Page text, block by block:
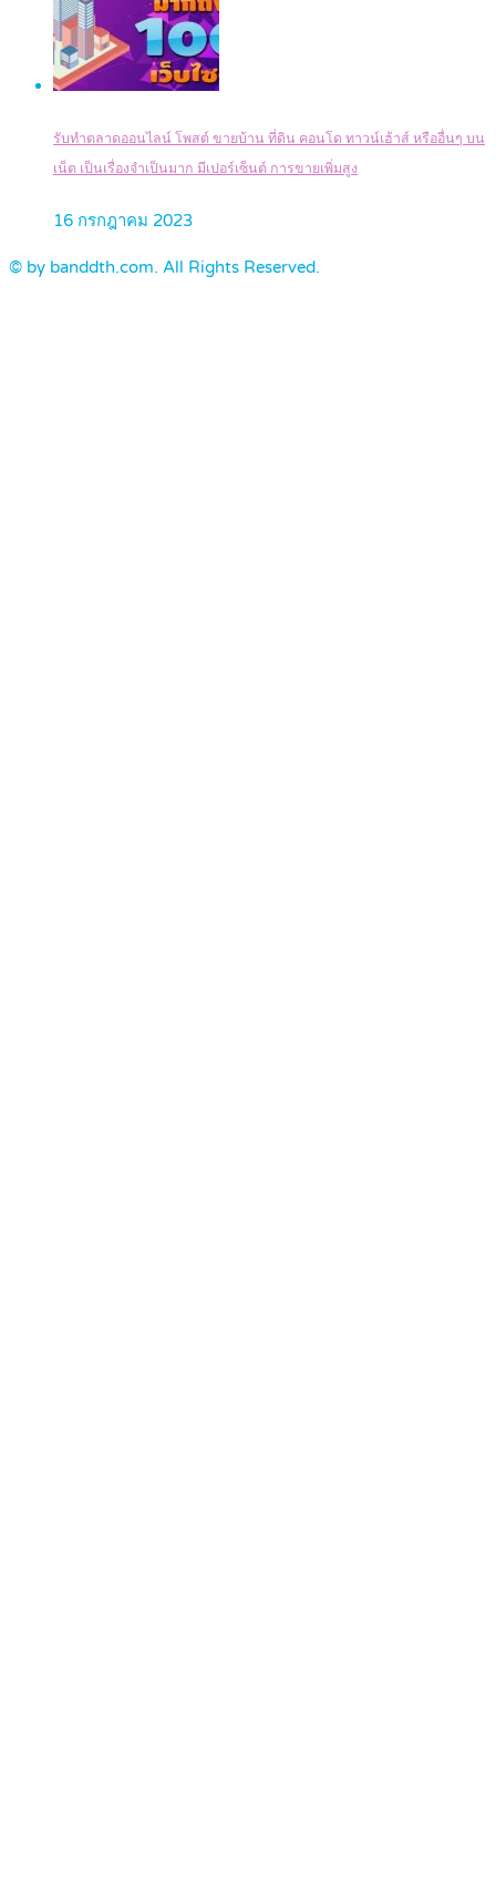
รับทำตลาดออนไลน์ โพสต์ ขายบ้าน ที่ดิน คอนโด ทาวน์เฮ้าส์ หรืออื่นๆ บน
เน็ต เป็นเรื่องจำเป็นมาก มีเปอร์เซ็นต์ การขายเพิ่มสูง
16 กรกฎาคม 2023
© by banddth.com. All Rights Reserved.